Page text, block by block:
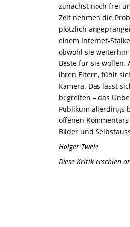
zunächst noch frei
Zeit nehmen die
plötzlich
einem Internet-
obwohl sie weiterhin
Beste für sie wollen.
ihren Eltern, fühlt
Kamera. Das lässt
begreifen – das
Publikum allerdings
offenen
Bilder und
Holger Twele
Diese Kritik erschien